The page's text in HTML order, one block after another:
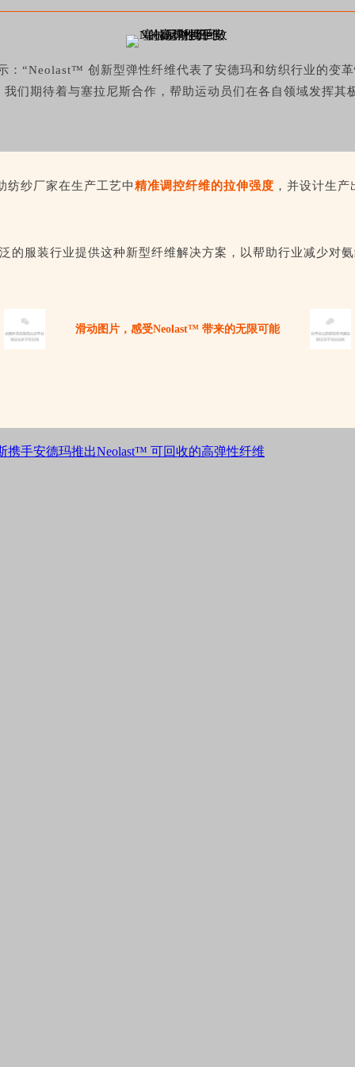
：“Neolast™ 创新型弹性纤维代表了安德玛和纺织行业的变
们期待着与塞拉尼斯合作，帮助运动员们在各自领域发挥
纺纱厂家在生产工艺中精准调控纤维的拉伸强度 ，并设计生
的服装行业提供这种新型纤维解决方案，以帮助行业减少对
滑动图片，感受Neolast™ 带来的无限可能
携手安德玛推出Neolast™ 可回收的高弹性纤维